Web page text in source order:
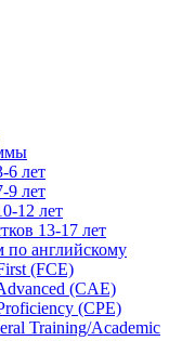
6 лет
9 лет
12 лет
13-17 лет
по английскому
(FCE)
(CAE)
(CPE)
Training/Academic